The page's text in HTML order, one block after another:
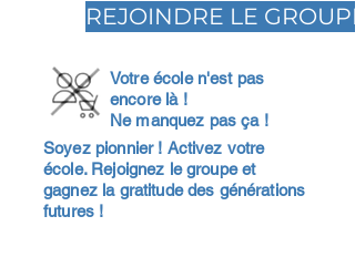
REJOINDRE LE GROUPE
Votre école n'est pas
encore là !
Ne manquez pas ça !
Soyez pionnier ! Activez votre
école. Rejoignez le groupe et
gagnez la gratitude des générations
futures !